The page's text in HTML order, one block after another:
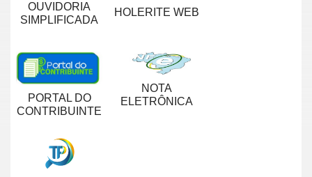
OUVIDORIA
SIMPLIFICADA
HOLERITE WEB
PORTAL DO
CONTRIBUINTE
NOTA
ELETRÔNICA